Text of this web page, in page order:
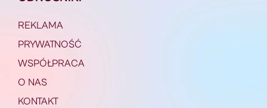
REKLAMA
PRYWATNOŚĆ
WSPÓŁPRACA
O NAS
KONTAKT